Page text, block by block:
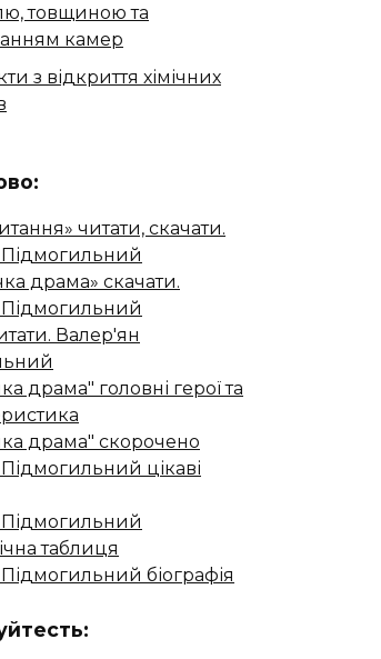
товщиною та
камер
з відкриття хімічних
читати, скачати.
драма» скачати.
Валер'ян
драма" головні герої та
драма" скорочено
цікаві
таблиця
біографія